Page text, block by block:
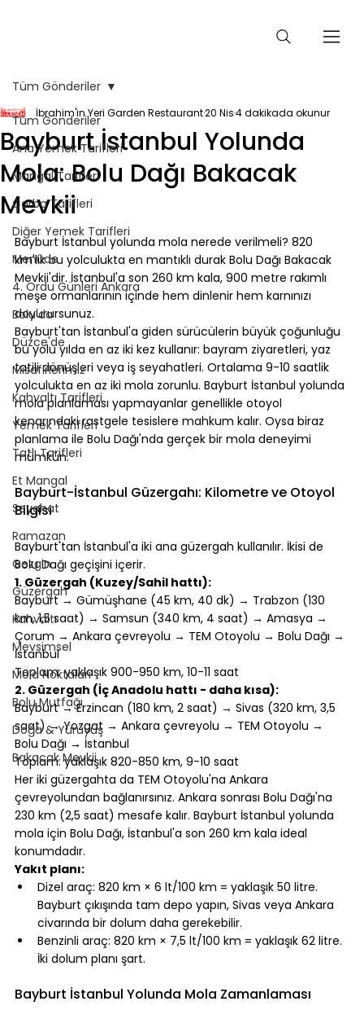
Tüm Gönderiler
Ana Yemek Tarifleri
Mangal Tarifleri
Çorba Tarifleri
Diğer Yemek Tarifleri
Menüde
4. Ordu Günleri Ankara
Bolu'da
Düzce'de
Misafirlerimiz
Kahvaltı Tarifleri
Yemek Tarifleri
Tatlı Tarifleri
Et Mangal
Seyahat
Ramazan
Gezgin
Güzergah
Kahvaltı
Mevsimsel
Mola Noktaları
Bolu Mutfağı
Doğa & Yürüyüş
Bakacak Mevkii
Tüm Gönderiler
Bayburt İstanbul Yolunda
Mola: Bolu Dağı Bakacak
Mevkii
İbrahim'in Yeri Garden Restaurant20 Nis4 dakikada okunur
Bayburt İstanbul yolunda mola nerede verilmeli? 820
km'lik bu yolculukta en mantıklı durak Bolu Dağı Bakacak
Mevkii'dir. İstanbul'a son 260 km kala, 900 metre rakımlı
meşe ormanlarının içinde hem dinlenir hem karnınızı
doyurursunuz.
Bayburt'tan İstanbul'a giden sürücülerin büyük çoğunluğu
bu yolu yılda en az iki kez kullanır: bayram ziyaretleri, yaz
tatili dönüşleri veya iş seyahatleri. Ortalama 9-10 saatlik
yolculukta en az iki mola zorunlu. Bayburt İstanbul yolunda
mola planlaması yapmayanlar genellikle otoyol
kenarındaki rastgele tesislere mahkum kalır. Oysa biraz
planlama ile Bolu Dağı'nda gerçek bir mola deneyimi
mümkün.
⠀
Bayburt-İstanbul Güzergahı: Kilometre ve Otoyol
Bilgisi
⠀
Bayburt'tan İstanbul'a iki ana güzergah kullanılır. İkisi de
Bolu Dağı geçişini içerir.
1. Güzergah (Kuzey/Sahil hattı):
Bayburt → Gümüşhane (45 km, 40 dk) → Trabzon (130
km, 1,5 saat) → Samsun (340 km, 4 saat) → Amasya →
Çorum → Ankara çevreyolu → TEM Otoyolu → Bolu Dağı →
İstanbul
Toplam: yaklaşık 900-950 km, 10-11 saat
2. Güzergah (İç Anadolu hattı - daha kısa):
Bayburt → Erzincan (180 km, 2 saat) → Sivas (320 km, 3,5
saat) → Yozgat → Ankara çevreyolu → TEM Otoyolu →
Bolu Dağı → İstanbul
Toplam: yaklaşık 820-850 km, 9-10 saat
Her iki güzergahta da TEM Otoyolu'na Ankara
çevreyolundan bağlanırsınız. Ankara sonrası Bolu Dağı'na
230 km (2,5 saat) mesafe kalır. Bayburt İstanbul yolunda
mola için Bolu Dağı, İstanbul'a son 260 km kala ideal
konumdadır.
Yakıt planı:
Dizel araç: 820 km × 6 lt/100 km = yaklaşık 50 litre.
Bayburt çıkışında tam depo yapın, Sivas veya Ankara
civarında bir dolum daha gerekebilir.
Benzinli araç: 820 km × 7,5 lt/100 km = yaklaşık 62 litre.
İki dolum planı şart.
Bayburt İstanbul Yolunda Mola Zamanlaması